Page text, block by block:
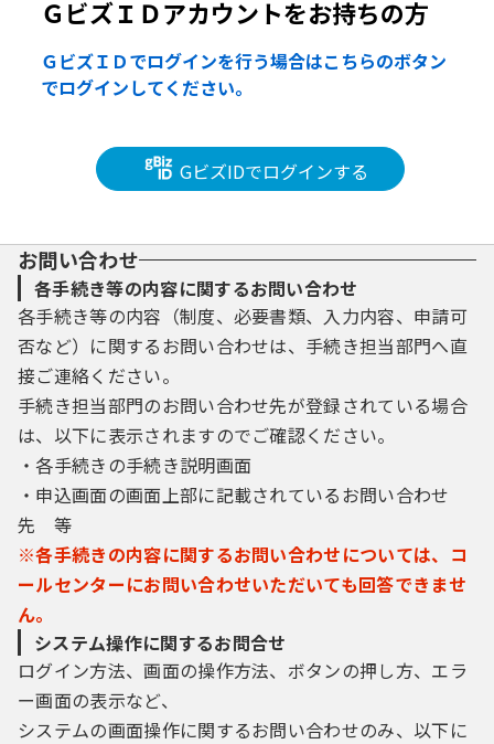
ＧビズＩＤアカウントをお持ちの方
ＧビズＩＤでログインを行う場合はこちらのボタン
でログインしてください。
GビズIDでログインする
お問い合わせ
各手続き等の内容に関するお問い合わせ
各手続き等の内容（制度、必要書類、入力内容、申請可
否など）に関するお問い合わせは、手続き担当部門へ直
接ご連絡ください。
手続き担当部門のお問い合わせ先が登録されている場合
は、以下に表示されますのでご確認ください。
・各手続きの手続き説明画面
・申込画面の画面上部に記載されているお問い合わせ
先 等
※各手続きの内容に関するお問い合わせについては、コ
ールセンターにお問い合わせいただいても回答できませ
ん。
システム操作に関するお問合せ
ログイン方法、画面の操作方法、ボタンの押し方、エラ
ー画面の表示など、
システムの画面操作に関するお問い合わせのみ、以下に